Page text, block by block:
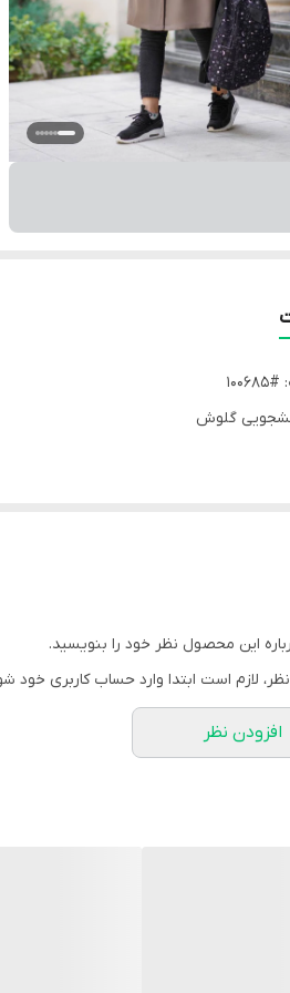
گلوش
دو114
درجه یک بدون پرزدهی و ابرفت تنخور
سبز - مشکی - نسکافه
این محصول نظر خود را بنویسید.
لازم است ابتدا وارد حساب کاربری خود
افزودن نظر